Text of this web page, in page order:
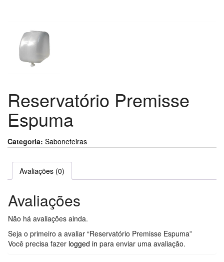
Reservatório Premisse
Espuma
Categoria: Saboneteiras
Avaliações (0)
Avaliações
Não há avaliações ainda.
Seja o primeiro a avaliar “Reservatório Premisse Espuma”
Você precisa fazer logged in para enviar uma avaliação.